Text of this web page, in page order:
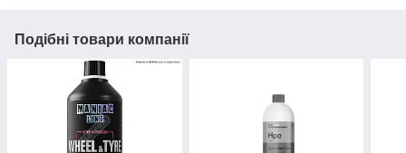
Подібні товари компанії